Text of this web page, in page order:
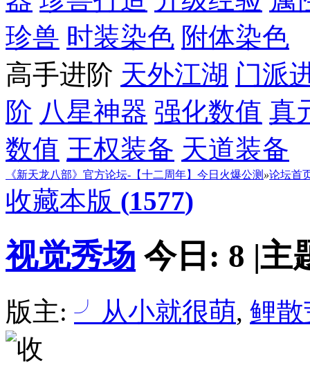
珍兽 时装染色 附体染色
高手进阶 天外江湖 门派
阶 八星神器 强化数值 真
数值 王权装备 天道装备
《新天龙八部》官方论坛-【十二周年】今日火爆公测 »论坛首
收藏本版 (1577)
视觉秀场 今日: 8 |主
版主: ╯从小就很萌, 鲤